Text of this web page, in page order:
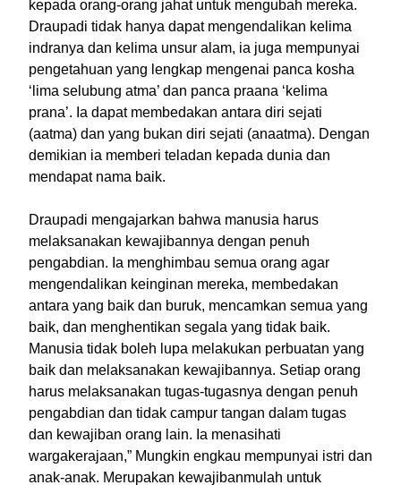
kepada orang-orang jahat untuk mengubah mereka.
Draupadi tidak hanya dapat mengendalikan kelima
indranya dan kelima unsur alam, ia juga mempunyai
pengetahuan yang lengkap mengenai panca kosha
‘lima selubung atma’ dan panca praana ‘kelima
prana’. Ia dapat membedakan antara diri sejati
(aatma) dan yang bukan diri sejati (anaatma). Dengan
demikian ia memberi teladan kepada dunia dan
mendapat nama baik.
Draupadi mengajarkan bahwa manusia harus
melaksanakan kewajibannya dengan penuh
pengabdian. Ia menghimbau semua orang agar
mengendalikan keinginan mereka, membedakan
antara yang baik dan buruk, mencamkan semua yang
baik, dan menghentikan segala yang tidak baik.
Manusia tidak boleh lupa melakukan perbuatan yang
baik dan melaksanakan kewajibannya. Setiap orang
harus melaksanakan tugas-tugasnya dengan penuh
pengabdian dan tidak campur tangan dalam tugas
dan kewajiban orang lain. Ia menasihati
wargakerajaan,” Mungkin engkau mempunyai istri dan
anak-anak. Merupakan kewajibanmulah untuk